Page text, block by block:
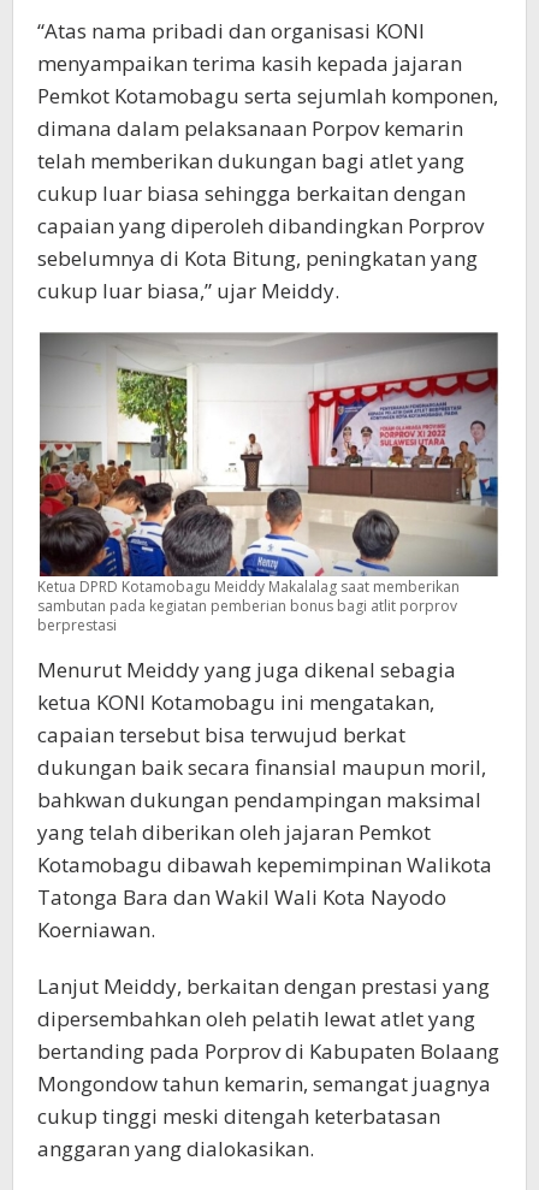
“Atas nama pribadi dan organisasi KONI
menyampaikan terima kasih kepada jajaran
Pemkot Kotamobagu serta sejumlah komponen,
dimana dalam pelaksanaan Porpov kemarin
telah memberikan dukungan bagi atlet yang
cukup luar biasa sehingga berkaitan dengan
capaian yang diperoleh dibandingkan Porprov
sebelumnya di Kota Bitung, peningkatan yang
cukup luar biasa,” ujar Meiddy.
Ketua DPRD Kotamobagu Meiddy Makalalag saat memberikan
sambutan pada kegiatan pemberian bonus bagi atlit porprov
berprestasi
Menurut Meiddy yang juga dikenal sebagia
ketua KONI Kotamobagu ini mengatakan,
capaian tersebut bisa terwujud berkat
dukungan baik secara finansial maupun moril,
bahkwan dukungan pendampingan maksimal
yang telah diberikan oleh jajaran Pemkot
Kotamobagu dibawah kepemimpinan Walikota
Tatonga Bara dan Wakil Wali Kota Nayodo
Koerniawan.
Lanjut Meiddy, berkaitan dengan prestasi yang
dipersembahkan oleh pelatih lewat atlet yang
bertanding pada Porprov di Kabupaten Bolaang
Mongondow tahun kemarin, semangat juagnya
cukup tinggi meski ditengah keterbatasan
anggaran yang dialokasikan.